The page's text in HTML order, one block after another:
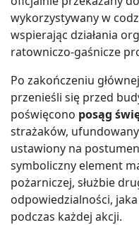
wykorzystywany w
wspierając działania
ratowniczo-gaśnicze
Po zakończeniu
przenieśli się przed
poświęcono posąg
strażaków,
ustawiony na
symboliczny element
pożarniczej, służbie
odpowiedzialności,
podczas każdej akcji.